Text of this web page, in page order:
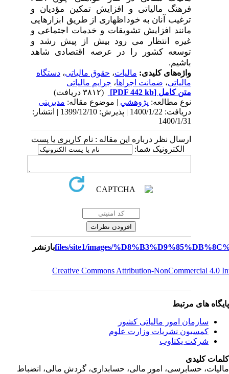
فرهنگ مالیاتی و افزایش تمکین مؤدیان و
ترغیب آنان به خوداظهاری از طریق ابزارهایی
مانند افزایش تشویقات و خدمات اجتماعی و
غیره انتظار می رود بیش از پیش رشد و
توسعه کشور را در عرصه اقتصادی شاهد
باشیم.
واژه‌های کلیدی:مالیات،حقوق مالیاتی،دستگاه
مالیاتی،ضمانت اجراها،جرایم مالیاتی
متن کامل[PDF 442 kb]
نوع مطالعه:پژوهشي| موضوع مقاله:مدیریتی
دریافت: 1400/1/22 | پذیرش: 1399/12/10 | انتشار:
1400/1/31
ارسال نظر درباره این مقاله : نام کاربری یا پست
الکترونیک شما:
بازنشر
Creative Commons Attribution-NonCommercial 4.0
های مرتبط
سازمان امور مالياتی کشور
کمسیون نشریات وزارت علوم
شرکت یکتاوب
کلیدی
حسابرسی، امور مالی، حسابداری، گردش مالی، انضباط